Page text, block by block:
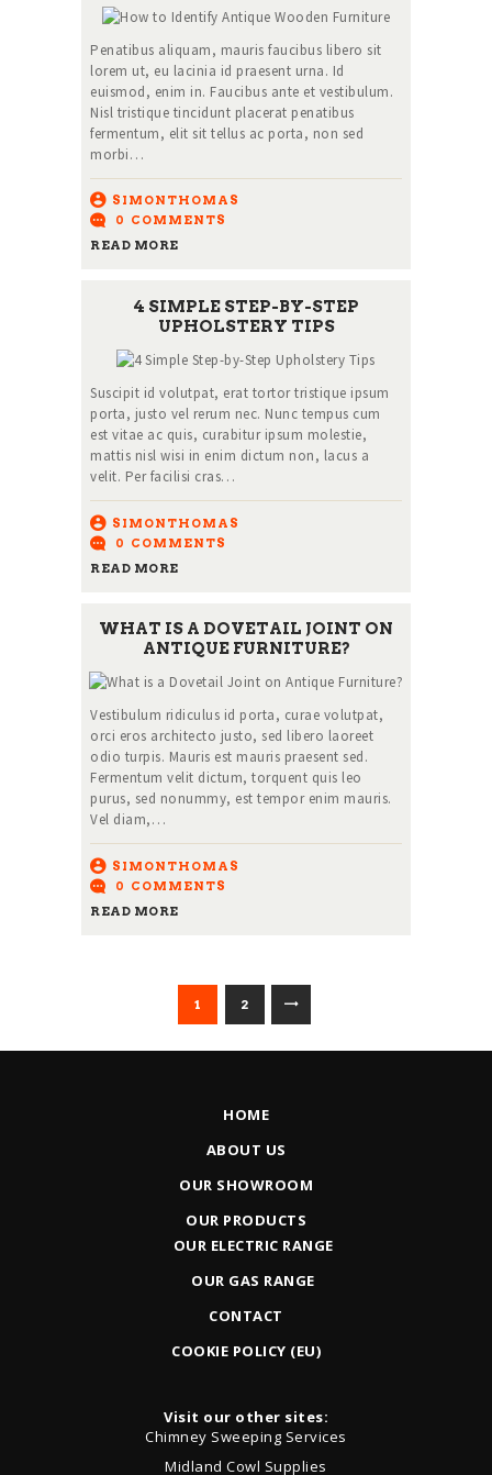
Penatibus aliquam, mauris faucibus libero sit
lorem ut, eu lacinia id praesent urna. Id
euismod, enim in. Faucibus ante et vestibulum.
Nisl tristique tincidunt placerat penatibus
fermentum, elit sit tellus ac porta, non sed
morbi…
SIMONTHOMAS
0 COMMENTS
READ MORE
4 SIMPLE STEP-BY-STEP
UPHOLSTERY TIPS
Suscipit id volutpat, erat tortor tristique ipsum
porta, justo vel rerum nec. Nunc tempus cum
est vitae ac quis, curabitur ipsum molestie,
mattis nisl wisi in enim dictum non, lacus a
velit. Per facilisi cras…
SIMONTHOMAS
0 COMMENTS
READ MORE
WHAT IS A DOVETAIL JOINT ON
ANTIQUE FURNITURE?
Vestibulum ridiculus id porta, curae volutpat,
orci eros architecto justo, sed libero laoreet
odio turpis. Mauris est mauris praesent sed.
Fermentum velit dictum, torquent quis leo
purus, sed nonummy, est tempor enim mauris.
Vel diam,…
SIMONTHOMAS
0 COMMENTS
READ MORE
PAGE
1 PAGE
2
HOME
ABOUT US
OUR SHOWROOM
OUR PRODUCTS
OUR ELECTRIC RANGE
OUR GAS RANGE
CONTACT
COOKIE POLICY (EU)
Visit our other sites:
Chimney Sweeping Services
Midland Cowl Supplies